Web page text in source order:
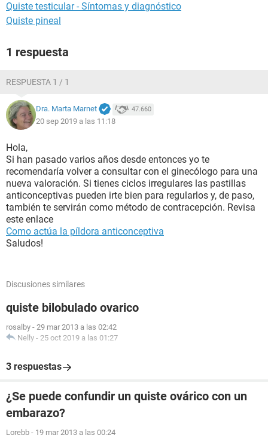
Quiste testicular - Síntomas y diagnóstico
Quiste pineal
1 respuesta
RESPUESTA 1 / 1
Dra. Marta Marnet 47.660
20 sep 2019 a las 11:18
Hola,
Si han pasado varios años desde entonces yo te
recomendaría volver a consultar con el ginecólogo para una
nueva valoración. Si tienes ciclos irregulares las pastillas
anticonceptivas pueden irte bien para regularlos y, de paso,
también te servirán como método de contracepción. Revisa
este enlace
Como actúa la píldora anticonceptiva
Saludos!
Discusiones similares
quiste bilobulado ovarico
rosalby - 29 mar 2013 a las 02:42
Nelly - 25 oct 2019 a las 01:27
3 respuestas
¿Se puede confundir un quiste ovárico con un
embarazo?
Lorebb - 19 mar 2013 a las 00:24